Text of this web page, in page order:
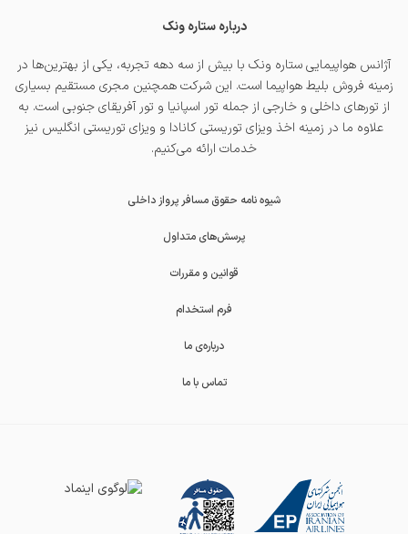
درباره ستاره ونک
آژانس هواپیمایی ستاره ونک با بیش از سه دهه تجربه، یکی از بهترین‌ها در
زمینه فروش بلیط هواپیما است. این شرکت همچنین مجری مستقیم بسیاری
از تورهای داخلی و خارجی از جمله تور اسپانیا و تور آفریقای جنوبی است. به
علاوه ما در زمینه اخذ ویزای توریستی کانادا و ویزای توریستی انگلیس نیز
خدمات ارائه می‌کنیم.
شیوه نامه حقوق مسافر پرواز داخلی
پرسش‌های متداول
قوانین و مقررات
فرم استخدام
درباره‌ی ما
تماس با ما